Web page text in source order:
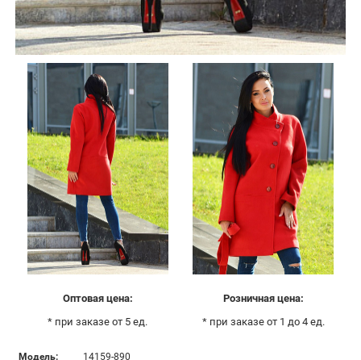
Оптовая цена:
* при заказе от 5 ед.
Розничная цена:
* при заказе от 1 до 4 ед.
Модель:
14159-890